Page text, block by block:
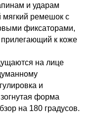
и ударам
ремешок с
фиксаторами,
к коже
на лице
и
форма
на 180 градусов.